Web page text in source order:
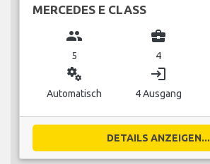
MERCEDES E CLASS
group
5
business_center
4
miscellaneous_services
Automatisch
login
4 Ausgang
DETAILS ANZEIGEN...